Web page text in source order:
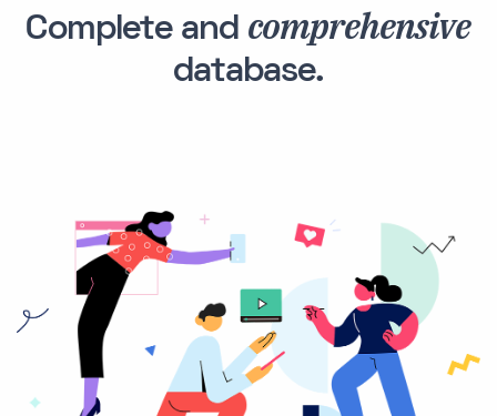
Complete and comprehensive
database.